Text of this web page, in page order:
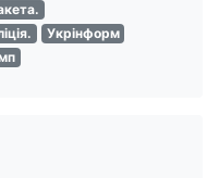
Укрінформ